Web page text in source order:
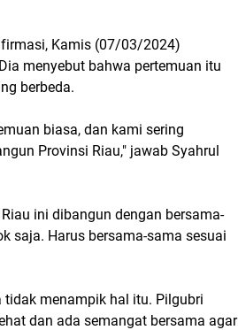
Kamis (07/03/2024)
menyebut bahwa pertemuan itu
berbeda.
biasa, dan kami sering
Provinsi Riau," jawab Syahrul
ini dibangun dengan bersama-
saja. Harus bersama-sama sesuai
menampik hal itu. Pilgubri
dan ada semangat bersama agar